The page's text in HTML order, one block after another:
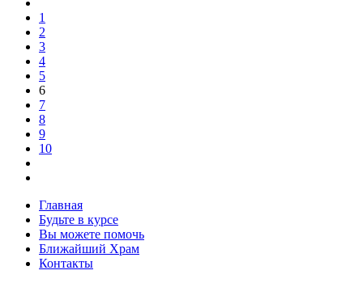
1
2
3
4
5
6
7
8
9
10
Главная
Будьте в курсе
Вы можете помочь
Ближайший Храм
Контакты